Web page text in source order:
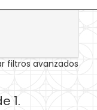
filtros avanzados
1.